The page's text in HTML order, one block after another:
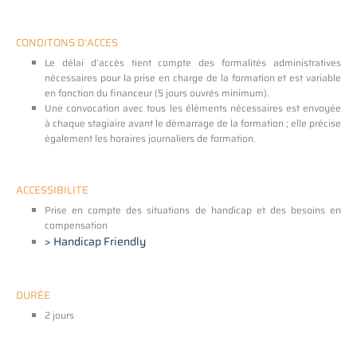
CONDITONS D'ACCES
Le délai d’accès tient compte des formalités administratives
nécessaires pour la prise en charge de la formation et est variable
en fonction du financeur (5 jours ouvrés minimum).
Une convocation avec tous les éléments nécessaires est envoyée
à chaque stagiaire avant le démarrage de la formation ; elle précise
également les horaires journaliers de formation.
ACCESSIBILITE
Prise en compte des situations de handicap et des besoins en
compensation
> Handicap Friendly
DURÉE
2 jours